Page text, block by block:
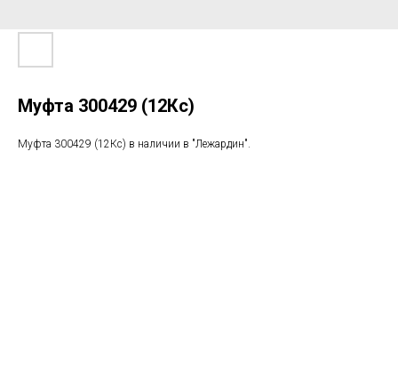
Муфта 300429 (12Кс)
Муфта 300429 (12Кс) в наличии в "Лежардин".